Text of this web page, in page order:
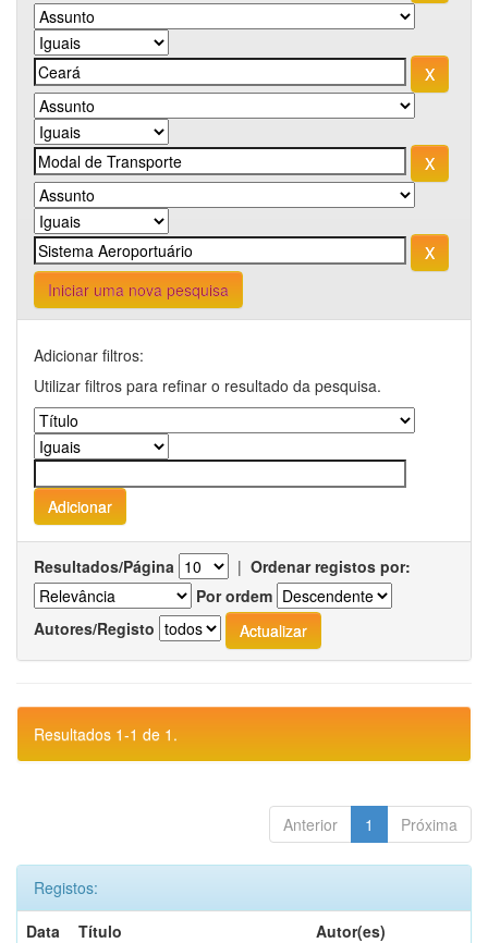
Iniciar uma nova pesquisa
Adicionar filtros:
Utilizar filtros para refinar o resultado da pesquisa.
Resultados/Página | Ordenar registos por:
Por ordem
Autores/Registo
Resultados 1-1 de 1.
Anterior 1 Próxima
Registos:
Data
Título
Autor(es)